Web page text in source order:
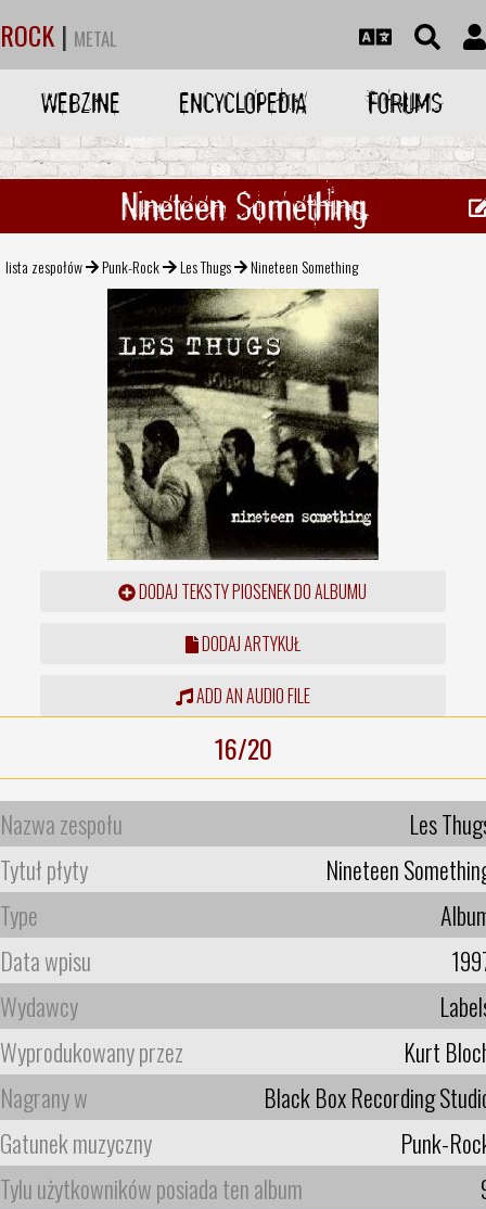
ROCK | METAL
WEBZINE ENCYCLOPEDIA FORUMS
Nineteen Something
lista zespołów Punk-Rock Les Thugs Nineteen Something
DODAJ TEKSTY PIOSENEK DO ALBUMU
DODAJ ARTYKUŁ
ADD AN AUDIO FILE
16/20
Nazwa zespołu
Les
Tytuł płyty
Nineteen
Type
Data wpisu
Wydawcy
Wyprodukowany przez
Kurt
Nagrany w
Black Box Recording
Gatunek muzyczny
Punk-
Tylu użytkowników posiada ten album